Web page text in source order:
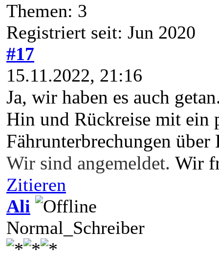
Themen: 3
Registriert seit: Jun 2020
#17
15.11.2022, 21:16
Ja, wir haben es auch
Hin und Rückreise mit ein
Fährunterbrechungen über
Wir sind angemeldet. Wir
Zitieren
Ali
Normal_Schreiber